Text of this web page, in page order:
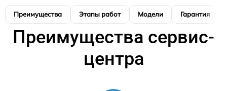
Преимущества Этапы работ Модели Гарантия
Преимущества сервис-
центра